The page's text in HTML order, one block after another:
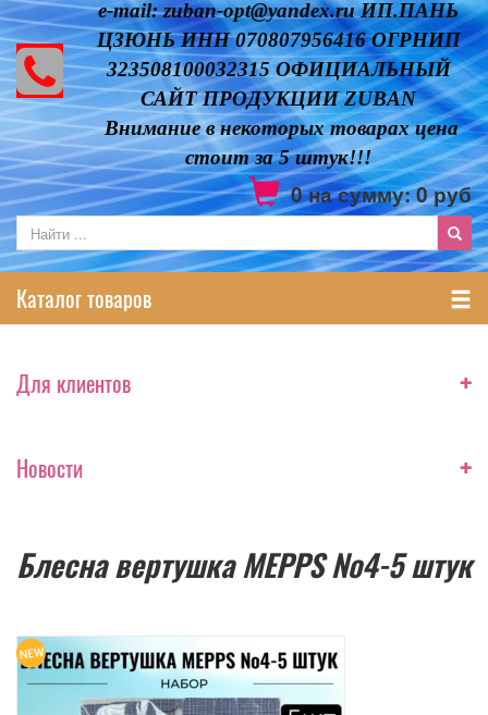
e-mail: zuban-opt@yandex.ru ИП.ПАНЬ
ЦЗЮНЬ ИНН 070807956416 ОГРНИП
323508100032315 ОФИЦИАЛЬНЫЙ
САЙТ ПРОДУКЦИИ ZUBAN
Внимание в некоторых товарах цена
стоит за 5 штук!!!
0на сумму:0руб
Каталог товаров
Для клиентов +
Новости +
Блесна вертушка MEPPS №4-5 штук